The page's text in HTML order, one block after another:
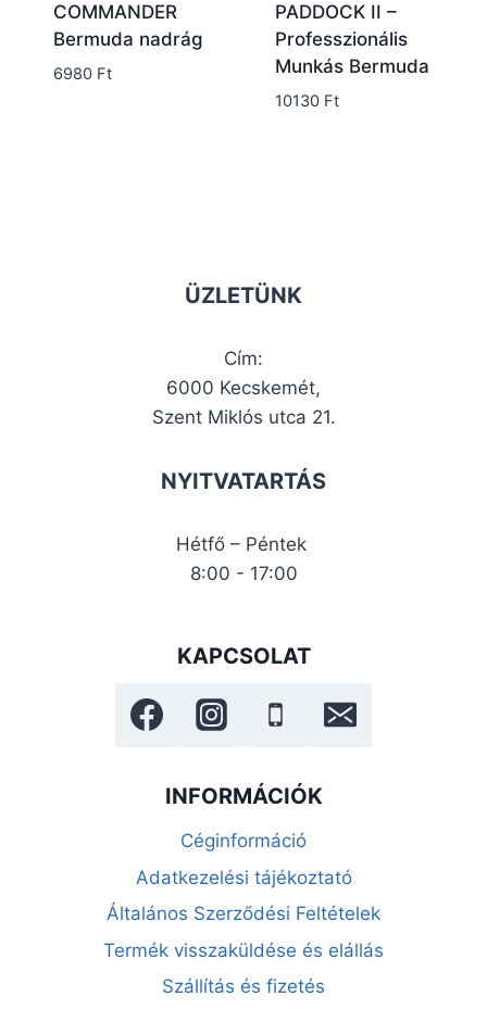
COMMANDER
Bermuda nadrág
6980 Ft
PADDOCK II –
Professzionális
Munkás Bermuda
10130 Ft
ÜZLETÜNK
Cím:
6000 Kecskemét,
Szent Miklós utca 21.
NYITVATARTÁS
Hétfő – Péntek
8:00 - 17:00
KAPCSOLAT
INFORMÁCIÓK
Céginformáció
Adatkezelési tájékoztató
Általános Szerződési Feltételek
Termék visszaküldése és elállás
Szállítás és fizetés